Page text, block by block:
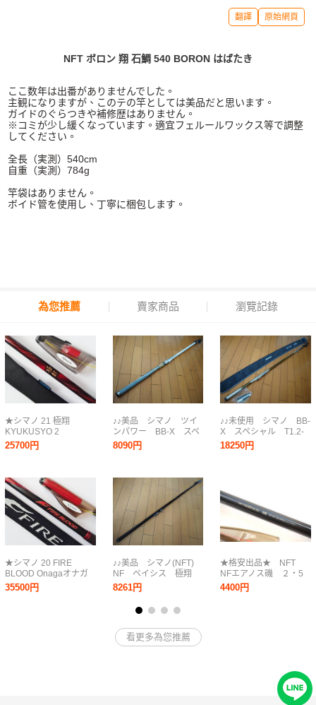
翻譯 原始網頁
NFT ボロン 翔 石鯛 540 BORON はばたき
ここ数年は出番がありませんでした。
主観になりますが、このテの竿としては美品だと思います。
ガイドのぐらつきや補修歴はありません。
※コミが少し緩くなっています。適宜フェルールワックス等で調整
してください。
全長（実測）540cm
自重（実測）784g
竿袋はありません。
ボイド管を使用し、丁寧に梱包します。
為您推薦 賣家商品 瀏覽記錄
★シマノ 21 極翔
KYUKUSYO 2
号-530★SHIMANO
25700円
★シマノ 20 FIRE
BLOOD Onagaオナガ
GroundBreaker 2
号-530★
35500円
♪♪美品 シマノ ツイ
ンパワー BB-X スペ
シャル P4 53-
55TS 遠投モデル 日
8090円
♪♪美品 シマノ(NFT)
NF ベイシス 極翔
1.5-530 日本製♪♪
8261円
♪♪未使用 シマノ BB-
X スペシャル T1.2-
53 Z 日本製♪♪
18250円
★格安出品★ NFT
NFエアノス磯 ２・5
－530 日本製 大型
尾長グレ、マダイ、青
4400円
看更多為您推薦